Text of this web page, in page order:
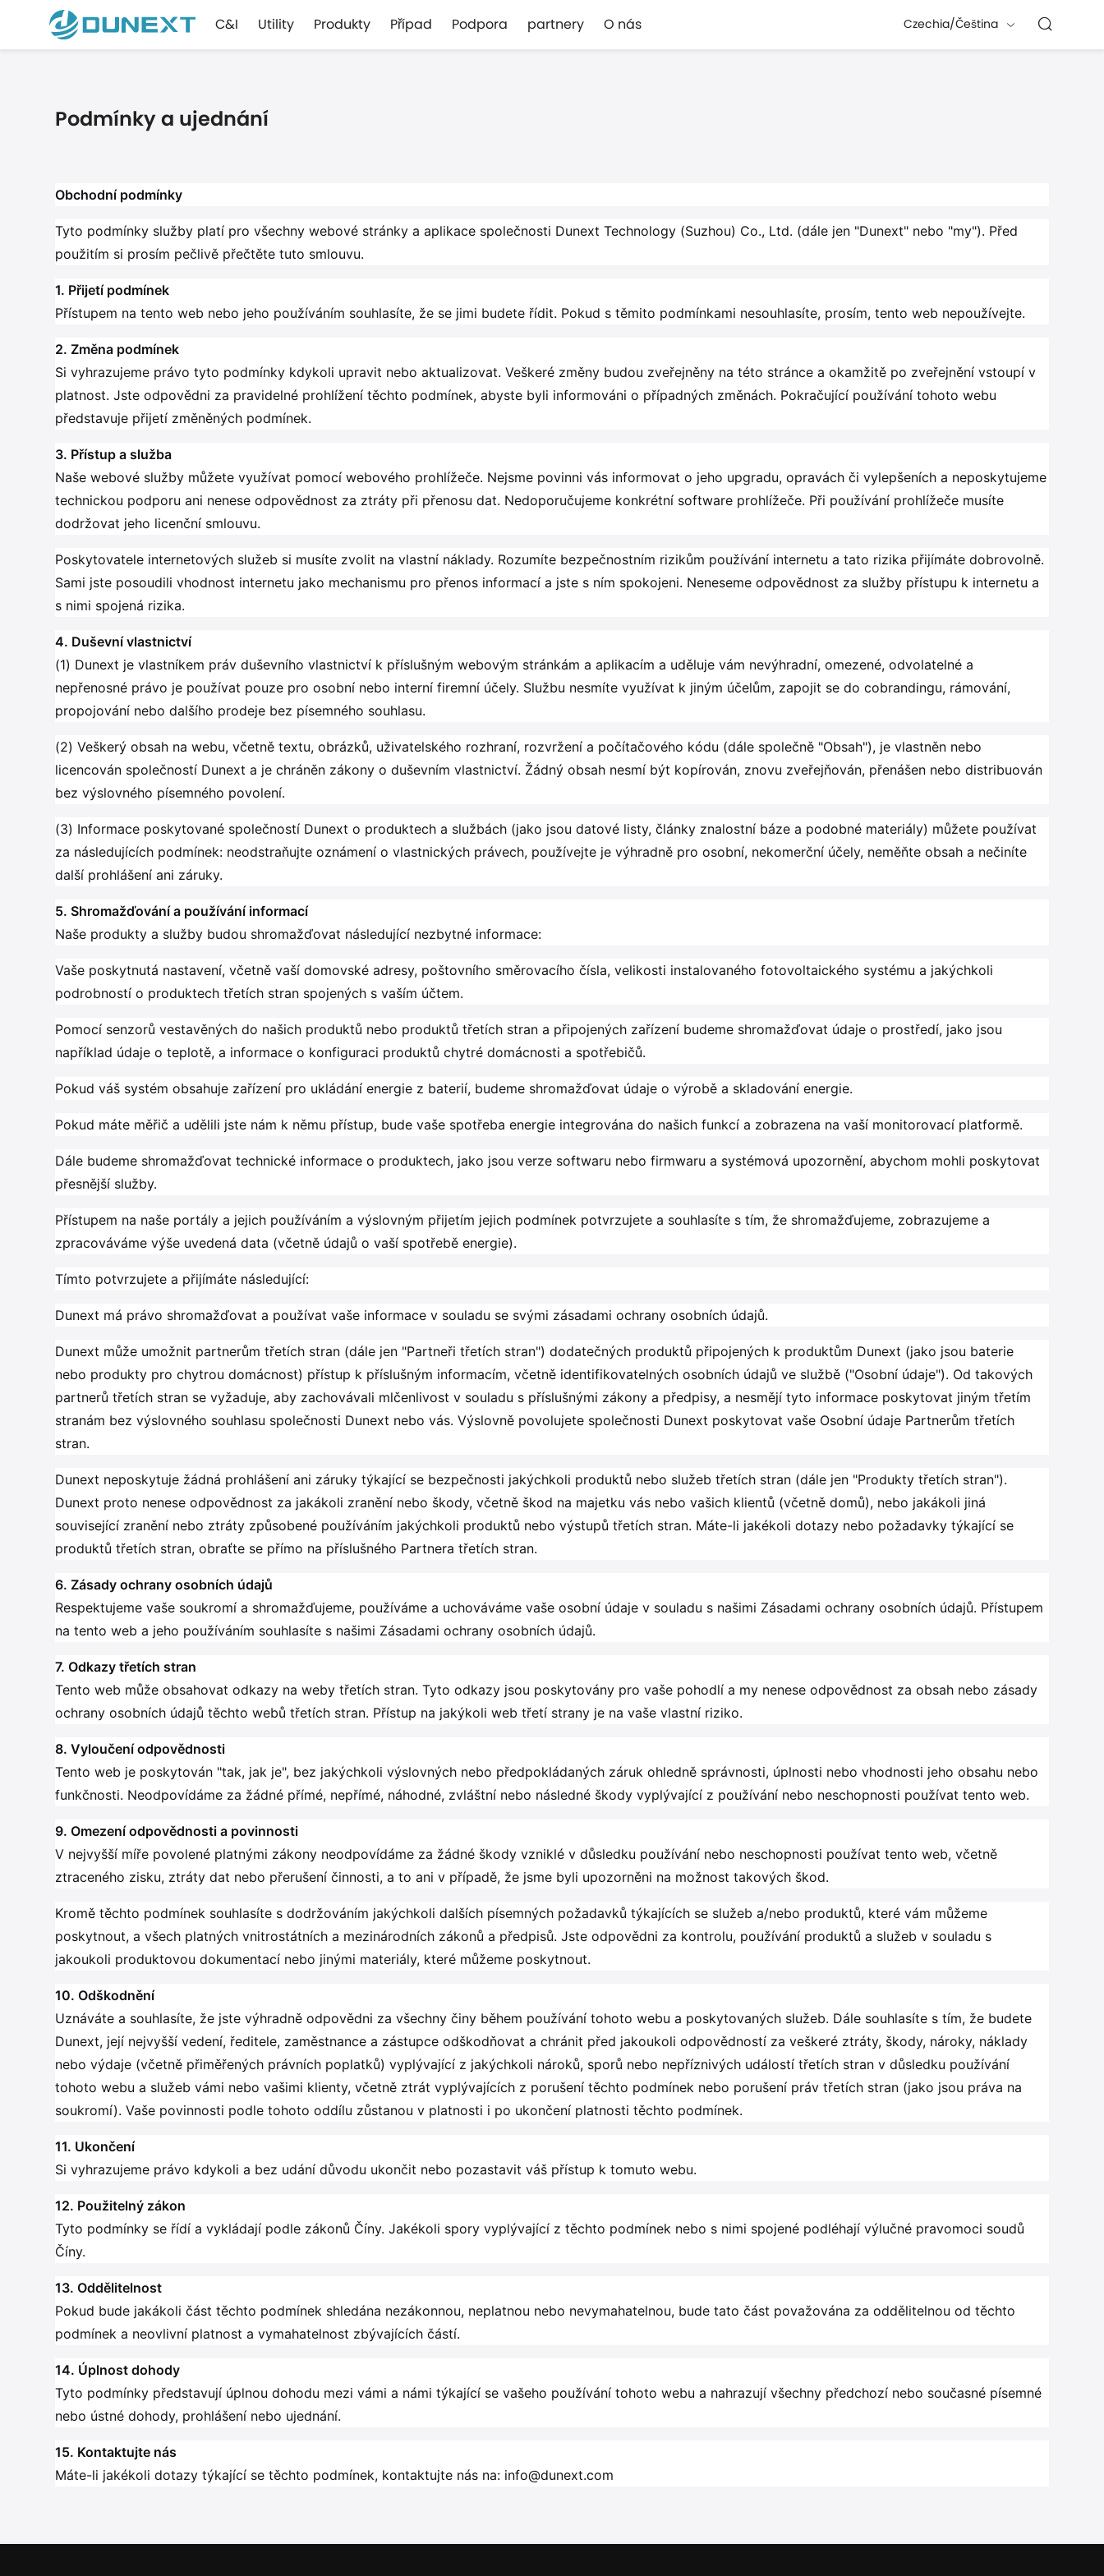
C&I Utility Produkty Případ Podpora partnery O nás Czechia/Čeština
Podmínky a ujednání
Obchodní podmínky
Tyto podmínky služby platí pro všechny webové stránky a aplikace společnosti Dunext Technology (Suzhou) Co., Ltd. (dále jen "Dunext" nebo "my"). Před
použitím si prosím pečlivě přečtěte tuto smlouvu.
1. Přijetí podmínek
Přístupem na tento web nebo jeho používáním souhlasíte, že se jimi budete řídit. Pokud s těmito podmínkami nesouhlasíte, prosím, tento web nepoužívejte.
2. Změna podmínek
Si vyhrazujeme právo tyto podmínky kdykoli upravit nebo aktualizovat. Veškeré změny budou zveřejněny na této stránce a okamžitě po zveřejnění vstoupí v
platnost. Jste odpovědni za pravidelné prohlížení těchto podmínek, abyste byli informováni o případných změnách. Pokračující používání tohoto webu
představuje přijetí změněných podmínek.
3. Přístup a služba
Naše webové služby můžete využívat pomocí webového prohlížeče. Nejsme povinni vás informovat o jeho upgradu, opravách či vylepšeních a neposkytujeme
technickou podporu ani nenese odpovědnost za ztráty při přenosu dat. Nedoporučujeme konkrétní software prohlížeče. Při používání prohlížeče musíte
dodržovat jeho licenční smlouvu.
Poskytovatele internetových služeb si musíte zvolit na vlastní náklady. Rozumíte bezpečnostním rizikům používání internetu a tato rizika přijímáte dobrovolně.
Sami jste posoudili vhodnost internetu jako mechanismu pro přenos informací a jste s ním spokojeni. Neneseme odpovědnost za služby přístupu k internetu a
s nimi spojená rizika.
4. Duševní vlastnictví
(1) Dunext je vlastníkem práv duševního vlastnictví k příslušným webovým stránkám a aplikacím a uděluje vám nevýhradní, omezené, odvolatelné a
nepřenosné právo je používat pouze pro osobní nebo interní firemní účely. Službu nesmíte využívat k jiným účelům, zapojit se do cobrandingu, rámování,
propojování nebo dalšího prodeje bez písemného souhlasu.
(2) Veškerý obsah na webu, včetně textu, obrázků, uživatelského rozhraní, rozvržení a počítačového kódu (dále společně "Obsah"), je vlastněn nebo
licencován společností Dunext a je chráněn zákony o duševním vlastnictví. Žádný obsah nesmí být kopírován, znovu zveřejňován, přenášen nebo distribuován
bez výslovného písemného povolení.
(3) Informace poskytované společností Dunext o produktech a službách (jako jsou datové listy, články znalostní báze a podobné materiály) můžete používat
za následujících podmínek: neodstraňujte oznámení o vlastnických právech, používejte je výhradně pro osobní, nekomerční účely, neměňte obsah a nečiníte
další prohlášení ani záruky.
5. Shromažďování a používání informací
Naše produkty a služby budou shromažďovat následující nezbytné informace:
Vaše poskytnutá nastavení, včetně vaší domovské adresy, poštovního směrovacího čísla, velikosti instalovaného fotovoltaického systému a jakýchkoli
podrobností o produktech třetích stran spojených s vaším účtem.
Pomocí senzorů vestavěných do našich produktů nebo produktů třetích stran a připojených zařízení budeme shromažďovat údaje o prostředí, jako jsou
například údaje o teplotě, a informace o konfiguraci produktů chytré domácnosti a spotřebičů.
Pokud váš systém obsahuje zařízení pro ukládání energie z baterií, budeme shromažďovat údaje o výrobě a skladování energie.
Pokud máte měřič a udělili jste nám k němu přístup, bude vaše spotřeba energie integrována do našich funkcí a zobrazena na vaší monitorovací platformě.
Dále budeme shromažďovat technické informace o produktech, jako jsou verze softwaru nebo firmwaru a systémová upozornění, abychom mohli poskytovat
přesnější služby.
Přístupem na naše portály a jejich používáním a výslovným přijetím jejich podmínek potvrzujete a souhlasíte s tím, že shromažďujeme, zobrazujeme a
zpracováváme výše uvedená data (včetně údajů o vaší spotřebě energie).
Tímto potvrzujete a přijímáte následující:
Dunext má právo shromažďovat a používat vaše informace v souladu se svými zásadami ochrany osobních údajů.
Dunext může umožnit partnerům třetích stran (dále jen "Partneři třetích stran") dodatečných produktů připojených k produktům Dunext (jako jsou baterie
nebo produkty pro chytrou domácnost) přístup k příslušným informacím, včetně identifikovatelných osobních údajů ve službě ("Osobní údaje"). Od takových
partnerů třetích stran se vyžaduje, aby zachovávali mlčenlivost v souladu s příslušnými zákony a předpisy, a nesmějí tyto informace poskytovat jiným třetím
stranám bez výslovného souhlasu společnosti Dunext nebo vás. Výslovně povolujete společnosti Dunext poskytovat vaše Osobní údaje Partnerům třetích
stran.
Dunext neposkytuje žádná prohlášení ani záruky týkající se bezpečnosti jakýchkoli produktů nebo služeb třetích stran (dále jen "Produkty třetích stran").
Dunext proto nenese odpovědnost za jakákoli zranění nebo škody, včetně škod na majetku vás nebo vašich klientů (včetně domů), nebo jakákoli jiná
související zranění nebo ztráty způsobené používáním jakýchkoli produktů nebo výstupů třetích stran. Máte-li jakékoli dotazy nebo požadavky týkající se
produktů třetích stran, obraťte se přímo na příslušného Partnera třetích stran.
6. Zásady ochrany osobních údajů
Respektujeme vaše soukromí a shromažďujeme, používáme a uchováváme vaše osobní údaje v souladu s našimi Zásadami ochrany osobních údajů. Přístupem
na tento web a jeho používáním souhlasíte s našimi Zásadami ochrany osobních údajů.
7. Odkazy třetích stran
Tento web může obsahovat odkazy na weby třetích stran. Tyto odkazy jsou poskytovány pro vaše pohodlí a my nenese odpovědnost za obsah nebo zásady
ochrany osobních údajů těchto webů třetích stran. Přístup na jakýkoli web třetí strany je na vaše vlastní riziko.
8. Vyloučení odpovědnosti
Tento web je poskytován "tak, jak je", bez jakýchkoli výslovných nebo předpokládaných záruk ohledně správnosti, úplnosti nebo vhodnosti jeho obsahu nebo
funkčnosti. Neodpovídáme za žádné přímé, nepřímé, náhodné, zvláštní nebo následné škody vyplývající z používání nebo neschopnosti používat tento web.
9. Omezení odpovědnosti a povinnosti
V nejvyšší míře povolené platnými zákony neodpovídáme za žádné škody vzniklé v důsledku používání nebo neschopnosti používat tento web, včetně
ztraceného zisku, ztráty dat nebo přerušení činnosti, a to ani v případě, že jsme byli upozorněni na možnost takových škod.
Kromě těchto podmínek souhlasíte s dodržováním jakýchkoli dalších písemných požadavků týkajících se služeb a/nebo produktů, které vám můžeme
poskytnout, a všech platných vnitrostátních a mezinárodních zákonů a předpisů. Jste odpovědni za kontrolu, používání produktů a služeb v souladu s
jakoukoli produktovou dokumentací nebo jinými materiály, které můžeme poskytnout.
10. Odškodnění
Uznáváte a souhlasíte, že jste výhradně odpovědni za všechny činy během používání tohoto webu a poskytovaných služeb. Dále souhlasíte s tím, že budete
Dunext, její nejvyšší vedení, ředitele, zaměstnance a zástupce odškodňovat a chránit před jakoukoli odpovědností za veškeré ztráty, škody, nároky, náklady
nebo výdaje (včetně přiměřených právních poplatků) vyplývající z jakýchkoli nároků, sporů nebo nepříznivých událostí třetích stran v důsledku používání
tohoto webu a služeb vámi nebo vašimi klienty, včetně ztrát vyplývajících z porušení těchto podmínek nebo porušení práv třetích stran (jako jsou práva na
soukromí). Vaše povinnosti podle tohoto oddílu zůstanou v platnosti i po ukončení platnosti těchto podmínek.
11. Ukončení
Si vyhrazujeme právo kdykoli a bez udání důvodu ukončit nebo pozastavit váš přístup k tomuto webu.
12. Použitelný zákon
Tyto podmínky se řídí a vykládají podle zákonů Číny. Jakékoli spory vyplývající z těchto podmínek nebo s nimi spojené podléhají výlučné pravomoci soudů
Číny.
13. Oddělitelnost
Pokud bude jakákoli část těchto podmínek shledána nezákonnou, neplatnou nebo nevymahatelnou, bude tato část považována za oddělitelnou od těchto
podmínek a neovlivní platnost a vymahatelnost zbývajících částí.
14. Úplnost dohody
Tyto podmínky představují úplnou dohodu mezi vámi a námi týkající se vašeho používání tohoto webu a nahrazují všechny předchozí nebo současné písemné
nebo ústné dohody, prohlášení nebo ujednání.
15. Kontaktujte nás
Máte-li jakékoli dotazy týkající se těchto podmínek, kontaktujte nás na: info@dunext.com